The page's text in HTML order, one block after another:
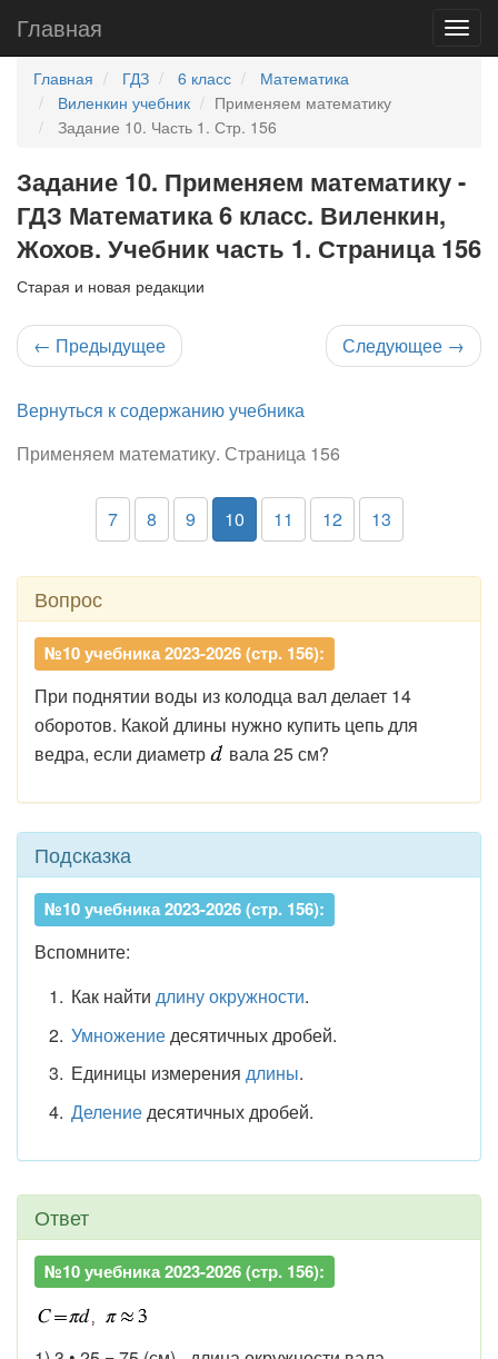
Главная
Главная ГДЗ 6 класс
Математика
Виленкин учебник
Применяем математику
Задание 10. Часть 1. Стр. 156
Задание 10. Применяем математику -
ГДЗ Математика 6 класс. Виленкин,
Жохов. Учебник часть 1. Страница 156
Старая и новая редакции
← Предыдущее Следующее →
Вернуться к содержанию учебника
Применяем математику. Страница 156
7 8 9 10 11 12 13
Вопрос
№10 учебника 2023-2026 (стр. 156):
При поднятии воды из колодца вал делает 14
оборотов. Какой длины нужно купить цепь для
ведра, если диаметр
вала 25 см?
Подсказка
№10 учебника 2023-2026 (стр. 156):
Вспомните:
Как найти длину окружности.
Умножениедесятичных дробей.
Единицы измерения длины.
Делениедесятичных дробей.
Ответ
№10 учебника 2023-2026 (стр. 156):